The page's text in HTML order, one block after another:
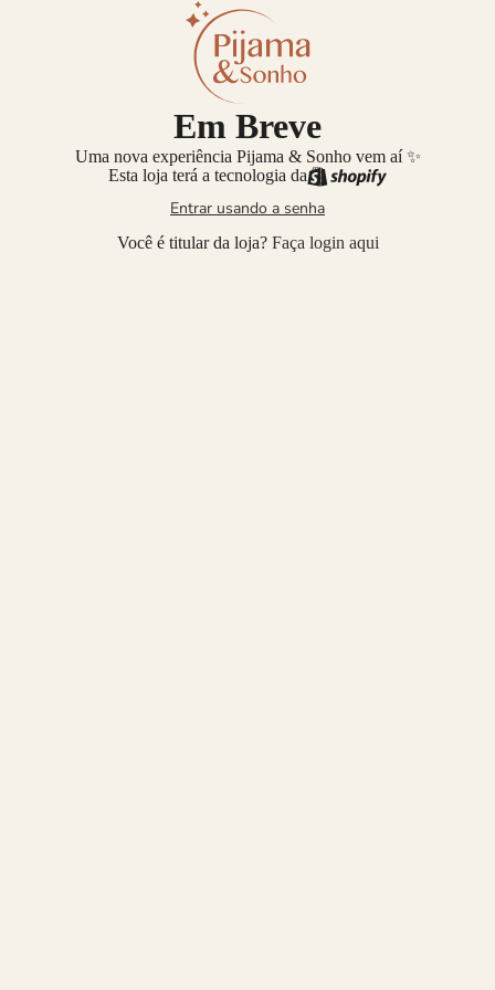
Em Breve
Uma nova experiência Pijama & Sonho vem aí ✨
Esta loja terá a tecnologia da
Entrar usando a senha
Você é titular da loja? Faça login aqui